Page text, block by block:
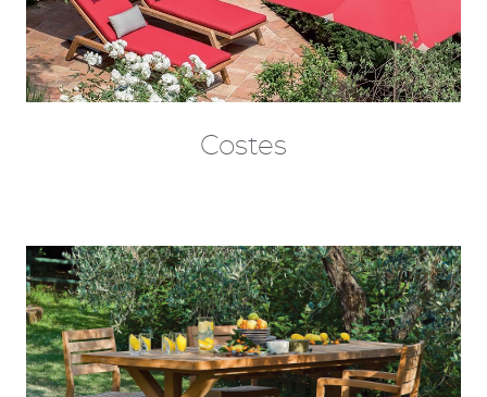
Costes